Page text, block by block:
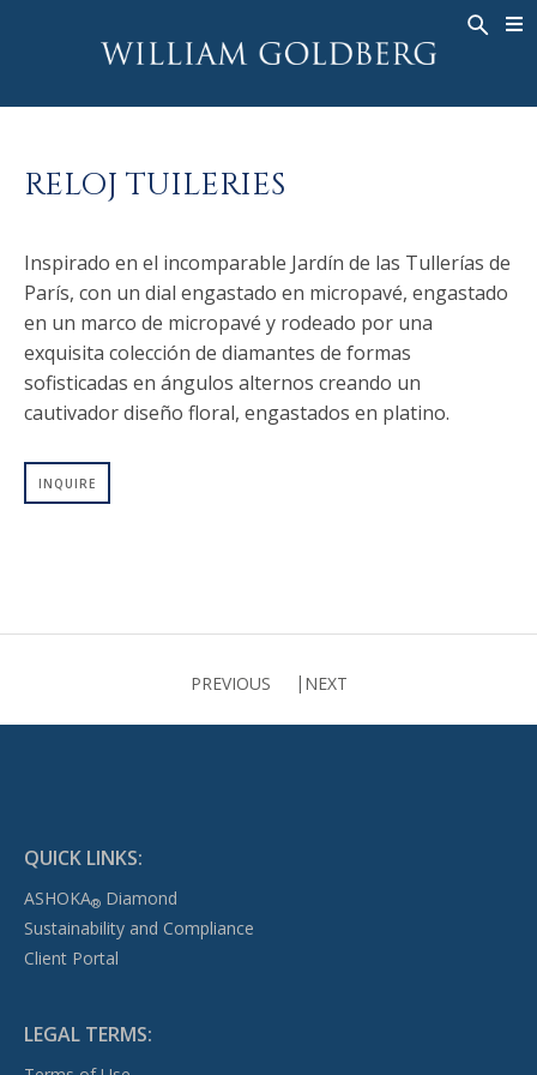
ALTA JOYERÍA
ANILLO PARA HOMBRE
COLGANTES
PENDIENTES
PULSERAS
RELOJES
ASHOKA JOYERÍA
ANILLOS
MEN'S RINGS
COLLARES
COLGANTES
PENDIENTES
TALISMAN
RELOJES
HISTORIA
ASHOKA®
RELOJ TUILERIES
Inspirado en el incomparable Jardín de las Tullerías de
París, con un dial engastado en micropavé, engastado
en un marco de micropavé y rodeado por una
exquisita colección de diamantes de formas
sofisticadas en ángulos alternos creando un
cautivador diseño floral, engastados en platino.
INQUIRE
PREVIOUS NEXT
QUICK LINKS:
ASHOKA®Diamond
Sustainability and Compliance
Client Portal
LEGAL TERMS: